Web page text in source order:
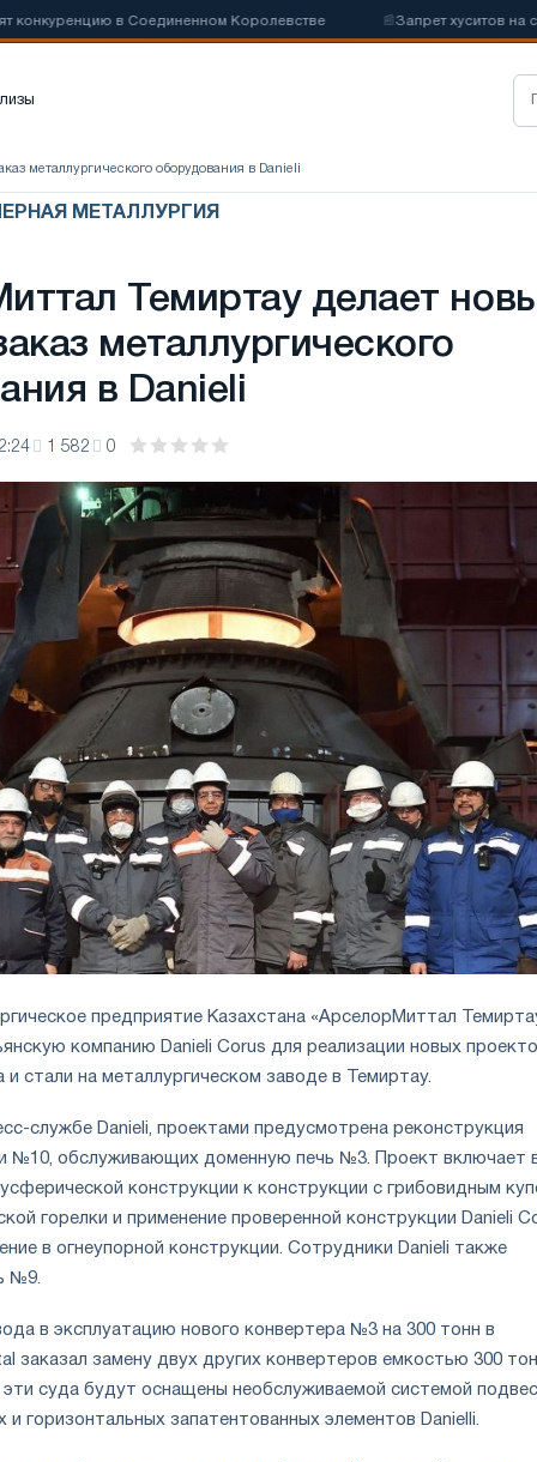
в Соединенном Королевстве Запрет хуситов на
металлургического оборудования в Danieli
МЕТАЛЛУРГИЯ
Темиртау делает
металлургического
в Danieli
1 582 0
предприятие Казахстана «АрселорМиттал
компанию Danieli Corus для реализации новых
и стали на металлургическом заводе в Темиртау.
службе Danieli, проектами предусмотрена реконструкция
№10, обслуживающих доменную печь №3. Проект включает
конструкции к конструкции с грибовидным
горелки и применение проверенной конструкции Danieli
в огнеупорной конструкции. Сотрудники Danieli также
№9.
в эксплуатацию нового конвертера №3 на 300 тонн в
заказал замену двух других конвертеров емкостью 300
суда будут оснащены необслуживаемой системой
и горизонтальных запатентованных элементов Danielli.